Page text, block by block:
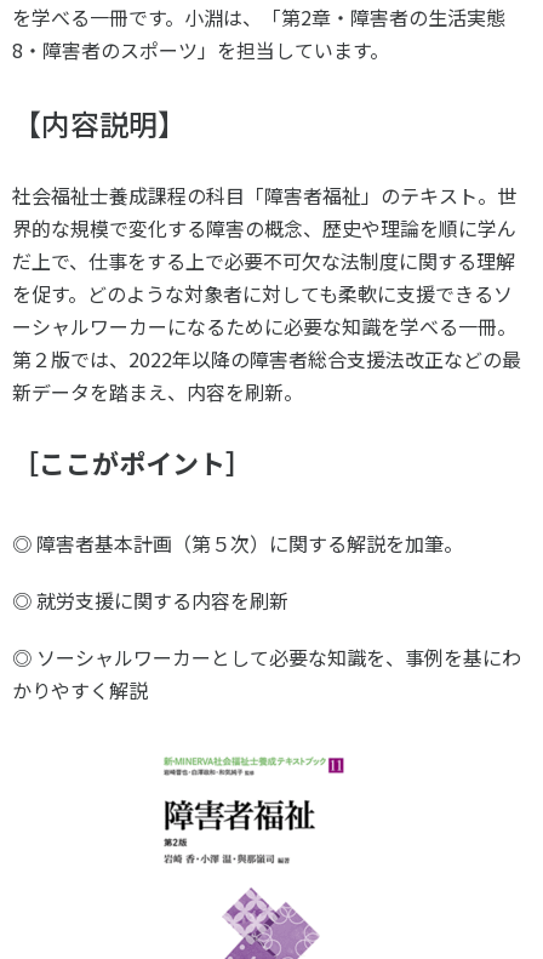
ニュース
メールマガジン
「SSFニュース」
会員登録
アクセス
個人情報保護方針
スポーツライフ・データ
政策提言
障害者スポーツ
スポーツによるまちづくり
スポーツ・ガバナンス
スポーツボランティア
スポーツ政策・予算
健康とスポーツ
社会づくり
自治体との連携
各教育機関との連携
【動画】スポーツでアクティブなまちづくり
知る学ぶ
SPORT POLICY INCUBATOR ―スポーツ政策の『卵』 ―
を学べる一冊です。小淵は、「第2章・障害者の生活実態
8・障害者のスポーツ」を担当しています。
【内容説明】
社会福祉士養成課程の科目「障害者福祉」のテキスト。世
界的な規模で変化する障害の概念、歴史や理論を順に学ん
だ上で、仕事をする上で必要不可欠な法制度に関する理解
を促す。どのような対象者に対しても柔軟に支援できるソ
ーシャルワーカーになるために必要な知識を学べる一冊。
第２版では、2022年以降の障害者総合支援法改正などの最
新データを踏まえ、内容を刷新。
［ここがポイント］
◎ 障害者基本計画（第５次）に関する解説を加筆。
◎ 就労支援に関する内容を刷新
◎ ソーシャルワーカーとして必要な知識を、事例を基にわ
かりやすく解説